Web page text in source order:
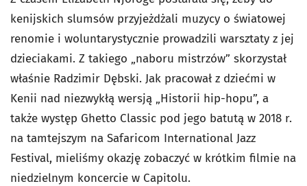
kenijskich slumsów przyjeżdżali muzycy o światowej
renomie i woluntarystycznie prowadzili warsztaty z jej
dzieciakami. Z takiego „naboru mistrzów” skorzystał
właśnie Radzimir Dębski. Jak pracował z dziećmi w
Kenii nad niezwykłą wersją „Historii hip-hopu”, a
także występ Ghetto Classic pod jego batutą w 2018 r.
na tamtejszym na Safaricom International Jazz
Festival, mieliśmy okazję zobaczyć w krótkim filmie na
niedzielnym koncercie w Capitolu.